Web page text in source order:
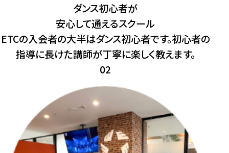
ダンス初⼼者が
安⼼して通えるスクール
ETCの入会者の大半はダンス初心者です。初心者の
指導に長けた講師が丁寧に楽しく教えます。
02